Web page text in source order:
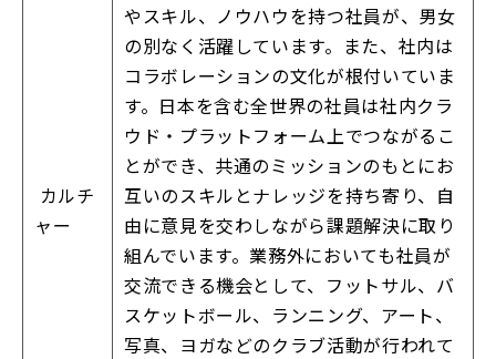
カルチ
ャー
やスキル、ノウハウを持つ社員が、男女
の別なく活躍しています。また、社内は
コラボレーションの文化が根付いていま
す。日本を含む全世界の社員は社内クラ
ウド・プラットフォーム上でつながるこ
とができ、共通のミッションのもとにお
互いのスキルとナレッジを持ち寄り、自
由に意見を交わしながら課題解決に取り
組んでいます。業務外においても社員が
交流できる機会として、フットサル、バ
スケットボール、ランニング、アート、
写真、ヨガなどのクラブ活動が行われて